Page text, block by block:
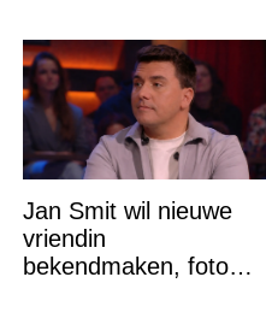
Jan Smit wil nieuwe
vriendin
bekendmaken, foto